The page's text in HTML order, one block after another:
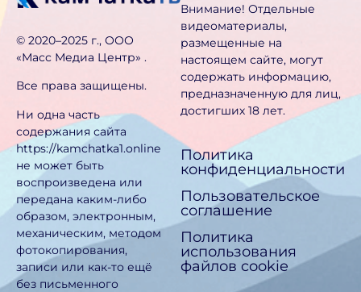
©️ 2020–2025 г., ООО
«Масс Медиа Центр» .
Все права защищены.
Ни одна часть
содержания сайта
https://kamchatka1.online
не может быть
воспроизведена или
передана каким-либо
образом, электронным,
механическим, методом
фотокопирования,
записи или как-то ещё
без письменного
Внимание! Отдельные
видеоматериалы,
размещенные на
настоящем сайте, могут
содержать информацию,
предназначен­ную для лиц,
достигших 18 лет.
Политика
конфиденциальности
Пользовательское
соглашение
Политика
использования
файлов cookie